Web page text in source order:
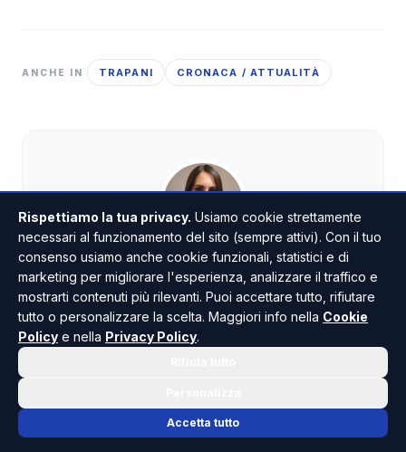
ANCHE IN TRAPANI CRONACA / ATTUALITÀ
Veronica Gallo
CONTENT EDITOR
Digital Marketing Expert e Content Editor. Il suo
lavoro si divide tra la creazione di strategie digitali
orientate ai risultati e la scrittura di contenuti
Rispettiamo la tua privacy. Usiamo cookie strettamente
necessari al funzionamento del sito (sempre attivi). Con il tuo
consenso usiamo anche cookie funzionali, statistici e di
marketing per migliorare l'esperienza, analizzare il traffico e
mostrarti contenuti più rilevanti. Puoi accettare tutto, rifiutare
tutto o personalizzare la scelta. Maggiori info nella Cookie
Policy e nella Privacy Policy.
Accetta tutto